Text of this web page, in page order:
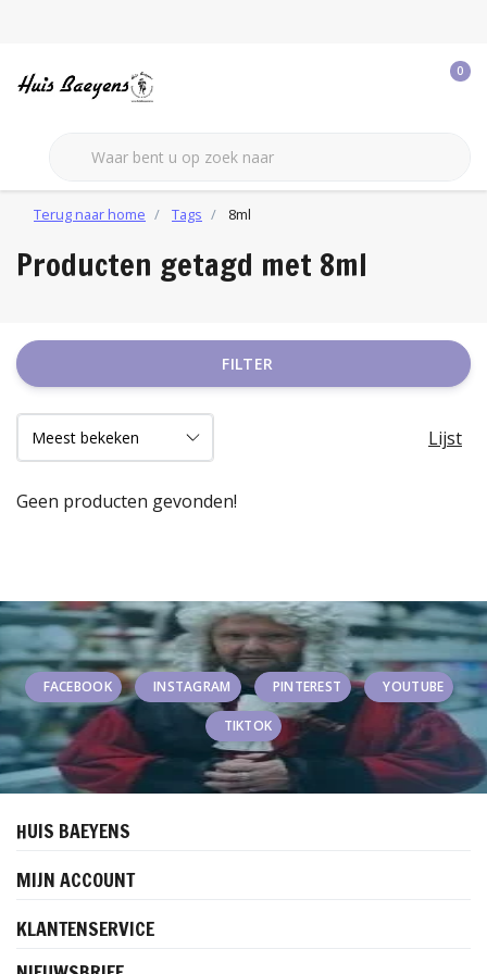
0
Terug naar home Tags 8ml
Producten getagd met 8ml
FILTER
Lijst
Geen producten gevonden!
FACEBOOK INSTAGRAM PINTEREST YOUTUBE
TIKTOK
HUIS BAEYENS
MIJN ACCOUNT
KLANTENSERVICE